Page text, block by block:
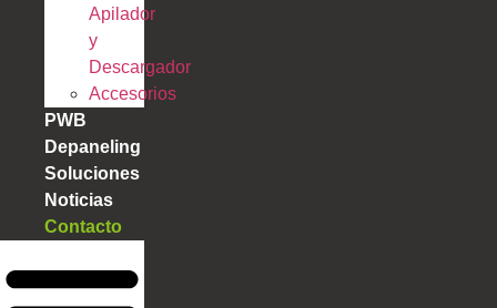
Apilador
y
Descargador
Accesorios
PWB
Depaneling
Soluciones
Noticias
Contacto